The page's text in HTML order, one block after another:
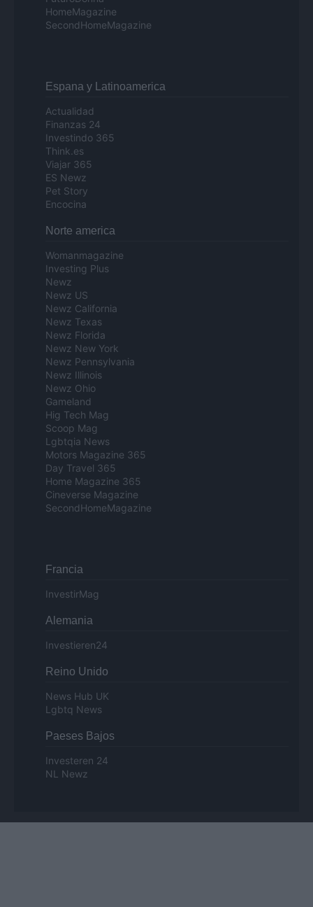
HomeMagazine
SecondHomeMagazine
Espana y Latinoamerica
Actualidad
Finanzas 24
Investindo 365
Think.es
Viajar 365
ES Newz
Pet Story
Encocina
Norte america
Womanmagazine
Investing Plus
Newz
Newz US
Newz California
Newz Texas
Newz Florida
Newz New York
Newz Pennsylvania
Newz Illinois
Newz Ohio
Gameland
Hig Tech Mag
Scoop Mag
Lgbtqia News
Motors Magazine 365
Day Travel 365
Home Magazine 365
Cineverse Magazine
SecondHomeMagazine
Francia
InvestirMag
Alemania
Investieren24
Reino Unido
News Hub UK
Lgbtq News
Paeses Bajos
Investeren 24
NL Newz